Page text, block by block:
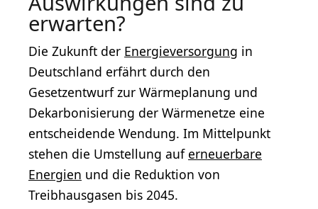
erwarten?
Die Zukunft der Energieversorgung in
Deutschland erfährt durch den
Gesetzentwurf zur Wärmeplanung und
Dekarbonisierung der Wärmenetze eine
entscheidende Wendung. Im Mittelpunkt
stehen die Umstellung auf erneuerbare
Energien und die Reduktion von
Treibhausgasen bis 2045.